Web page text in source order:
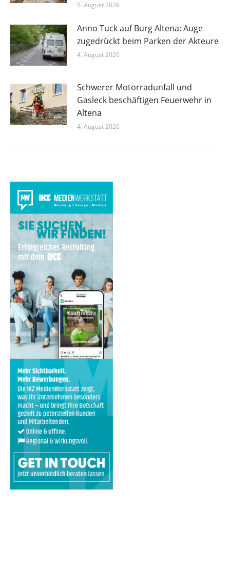
5. August 2026
Anno Tuck auf Burg Altena: Auge
zugedrückt beim Parken der Akteure
4. August 2026
Schwerer Motorradunfall und
Gasleck beschäftigen Feuerwehr in
Altena
4. August 2026